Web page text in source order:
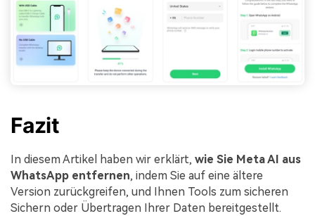
Fazit
In diesem Artikel haben wir erklärt, wie Sie Meta AI aus
WhatsApp entfernen, indem Sie auf eine ältere
Version zurückgreifen, und Ihnen Tools zum sicheren
Sichern oder Übertragen Ihrer Daten bereitgestellt.